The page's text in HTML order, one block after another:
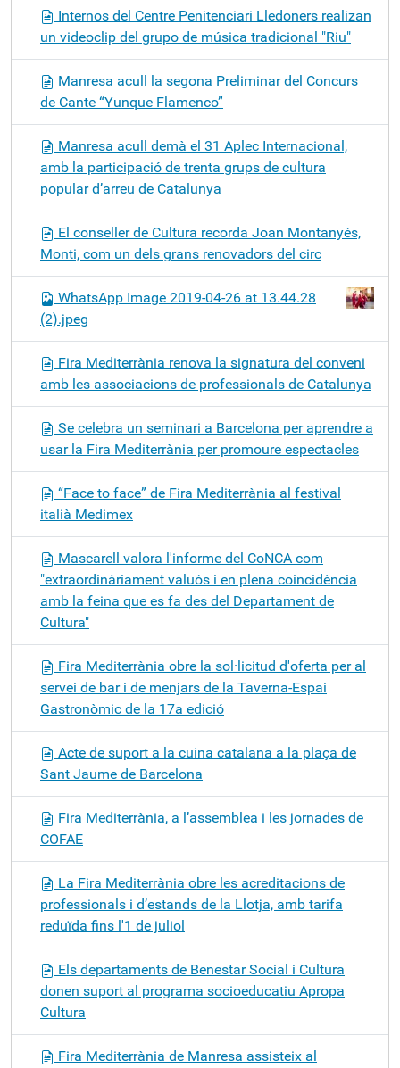
Internos del Centre Penitenciari Lledoners realizan
un videoclip del grupo de música tradicional "Riu"
Manresa acull la segona Preliminar del Concurs
de Cante “Yunque Flamenco”
Manresa acull demà el 31 Aplec Internacional,
amb la participació de trenta grups de cultura
popular d’arreu de Catalunya
El conseller de Cultura recorda Joan Montanyés,
Monti, com un dels grans renovadors del circ
WhatsApp Image 2019-04-26 at 13.44.28
(2).jpeg
Fira Mediterrània renova la signatura del conveni
amb les associacions de professionals de Catalunya
Se celebra un seminari a Barcelona per aprendre a
usar la Fira Mediterrània per promoure espectacles
“Face to face” de Fira Mediterrània al festival
italià Medimex
Mascarell valora l'informe del CoNCA com
"extraordinàriament valuós i en plena coincidència
amb la feina que es fa des del Departament de
Cultura"
Fira Mediterrània obre la sol·licitud d'oferta per al
servei de bar i de menjars de la Taverna-Espai
Gastronòmic de la 17a edició
Acte de suport a la cuina catalana a la plaça de
Sant Jaume de Barcelona
Fira Mediterrània, a l’assemblea i les jornades de
COFAE
La Fira Mediterrània obre les acreditacions de
professionals i d’estands de la Llotja, amb tarifa
reduïda fins l'1 de juliol
Els departaments de Benestar Social i Cultura
donen suport al programa socioeducatiu Apropa
Cultura
Fira Mediterrània de Manresa assisteix al